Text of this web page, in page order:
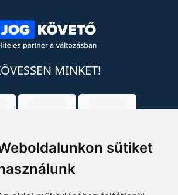
sütiket
MINKET!